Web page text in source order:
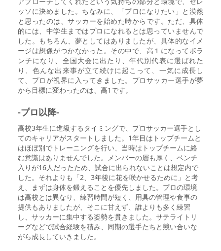
ッソに決めました。ちなみに、「プロになりたい」と漠然
と思ったのは、サッカーを始めた時からです。ただ、具体
的には、中学生まではプロになれるとは思っていませんで
した。もちろん、夢としてはありましたが、具体的なイメ
ージは想像がつかなかった。その中で、高１になってボラ
ンチになり、全国大会に出たり、年代別代表に選ばれた
り、色んな出来事が立て続けに起こって、一気に成長し
て、プロが視界に入ってきました。プロサッカー選手が夢
から目標に変わったのは、高1です。
-プロ以降-
高校3年生に進級するタイミングで、プロサッカー選手とし
てのキャリアがスタートしました。1年目はトップチームと
はほぼ別でトレーニングを行い、当時はトップチームに絡
む意識はありませんでした。メンバーの層も厚く、ベンチ
入りが16人だったため、試合に出られないことは想定内で
した。それよりも「2、3年後に花を咲かせるために」と考
え、まずは身体を鍛えることを優先しました。プロの環境
は高校とは異なり、練習時間が短く、用具の管理や食事の
提供もありましたが、そこに甘えず、誰よりも多く練習
し、サッカーに集中する姿勢を貫きました。サテライトリ
ーグなどで試合経験を積み、同期の選手たちと競い合いな
がら成長していきました。